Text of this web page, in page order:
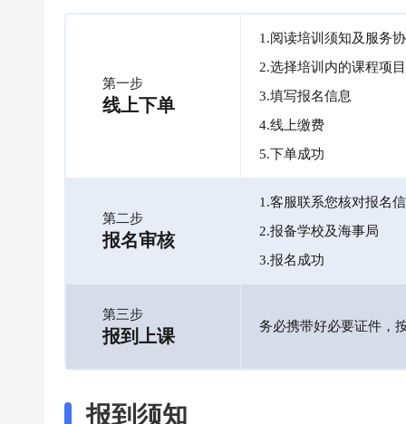
第一步
线上下单
1.阅读培训须知及服务
2.选择培训内的课程项目
3.填写报名信息
4.线上缴费
5.下单成功
第二步
报名审核
1.客服联系您核对报名
2.报备学校及海事局
3.报名成功
第三步
报到上课 务必携带好必要证件，
报到须知